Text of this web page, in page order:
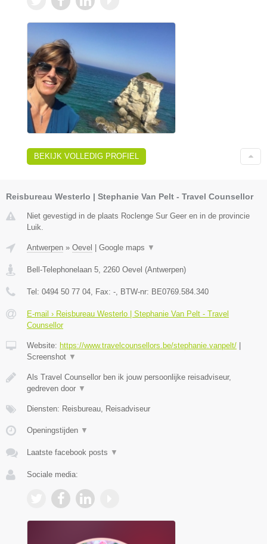
BEKIJK VOLLEDIG PROFIEL
Reisbureau Westerlo | Stephanie Van Pelt - Travel Counsellor
Niet gevestigd in de plaats Roclenge Sur Geer en in de provincie
Luik.
Antwerpen » Oevel Google maps ▼
Bell-Telephonelaan 5, 2260 Oevel (Antwerpen)
Tel: 0494 50 77 04, Fax: -, BTW-nr: BE0769.584.340
E-mail › Reisbureau Westerlo | Stephanie Van Pelt - Travel
Counsellor
Website: https://www.travelcounsellors.be/stephanie.vanpelt/
Screenshot ▼
Als Travel Counsellor ben ik jouw persoonlijke reisadviseur,
gedreven door ▼
Diensten: Reisbureau, Reisadviseur
Openingstijden ▼
Laatste facebook posts ▼
Sociale media: